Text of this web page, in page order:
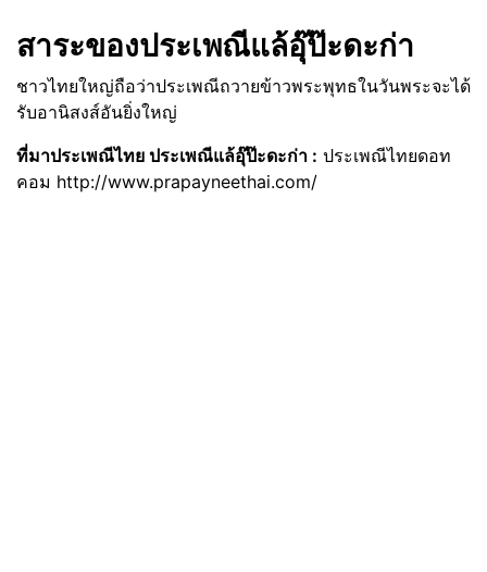
สาระของประเพณีแล้อุ๊ป๊ะดะก่า
ชาวไทยใหญ่ถือว่าประเพณีถวายข้าวพระพุทธในวันพระจะได้
รับอานิสงส์อันยิ่งใหญ่
ที่มาประเพณีไทย ประเพณีแล้อุ๊ป๊ะดะก่า : ประเพณีไทยดอท
คอม http://www.prapayneethai.com/